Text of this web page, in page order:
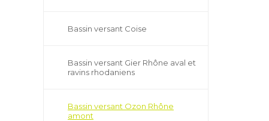
Bassin versant Coise
Bassin versant Gier Rhône aval et
ravins rhodaniens
Bassin versant Ozon Rhône
amont